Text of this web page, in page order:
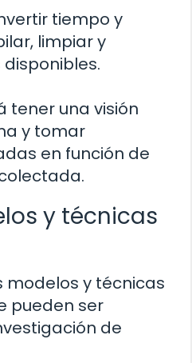
tiempo y
limpiar y
tener una visión
y tomar
en función de
y técnicas
modelos y técnicas
pueden ser
de